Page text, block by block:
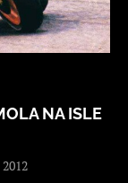
NA ISLE